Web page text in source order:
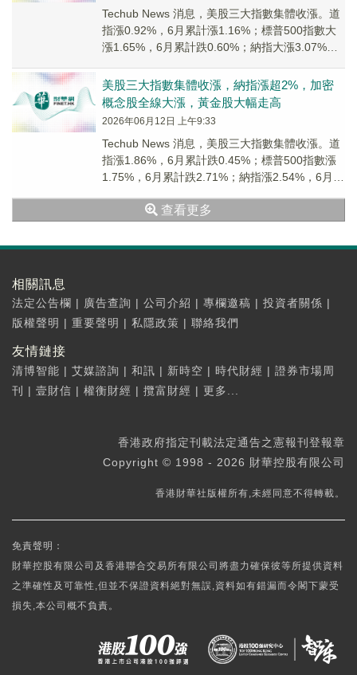
Techub News 消息，美股三大指數集體收漲。道
指漲0.92%，6月累計漲1.16%；標普500指數大
漲1.65%，6月累計跌0.60%；納指大漲3.07%，6
美股三大指數集體收漲，納指漲超2%，加密
概念股全線大漲，黃金股大幅走高
2026年06月12日 上午9:33
Techub News 消息，美股三大指數集體收漲。道
指漲1.86%，6月累計跌0.45%；標普500指數漲
1.75%，6月累計跌2.71%；納指漲2.54%，6月累
查看更多
相關訊息
法定公告欄 | 廣告查詢 | 公司介紹 | 專欄邀稿 | 投資者關係 |
版權聲明 | 重要聲明 | 私隱政策 | 聯絡我們
友情鏈接
清博智能 | 艾媒諮詢 | 和訊 | 新時空 | 時代財經 | 證券市場周
刊 | 壹財信 | 權衡財經 | 攬富財經 | 更多...
香港政府指定刊載法定通告之憲報刊登報章
Copyright © 1998 - 2026 財華控股有限公司
香港財華社版權所有,未經同意不得轉載。
免責聲明：
財華控股有限公司及香港聯合交易所有限公司將盡力確保彼等所提供資料
之準確性及可靠性,但並不保證資料絕對無誤,資料如有錯漏而令閣下蒙受
損失,本公司概不負責。